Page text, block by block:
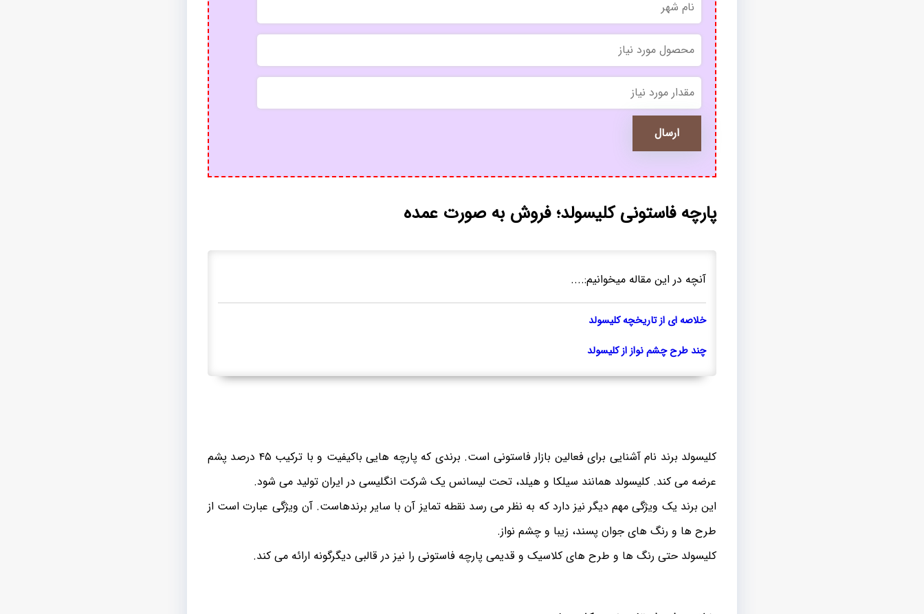
*
*
پارچه فاستونی کلیسولد؛ فروش به صورت عمده
آنچه در این مقاله میخوانیم:....
خلاصه ای از تاریخچه کلیسولد
چند طرح چشم نواز از کلیسولد
کلیسولد برند نام آشنایی برای فعالین بازار فاستونی است. برندی که پارچه هایی باکیفیت و با ترکیب ۴۵ درصد پشم
عرضه می کند. کلیسولد همانند سیلکا و هیلد، تحت لیسانس یک شرکت انگلیسی در ایران تولید می شود.
این برند یک ویژگی مهم دیگر نیز دارد که به نظر می رسد نقطه تمایز آن با سایر برندهاست. آن ویژگی عبارت است از
طرح ها و رنگ های جوان پسند، زیبا و چشم نواز.
کلیسولد حتی رنگ ها و طرح های کلاسیک و قدیمی پارچه فاستونی را نیز در قالبی دیگرگونه ارائه می کند.